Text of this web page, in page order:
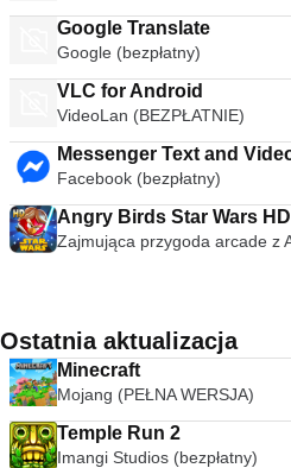
Google Translate
Google (bezpłatny)
VLC for Android
VideoLan (BEZPŁATNIE)
Messenger Text
Facebook (bezpłatny)
Angry Birds Star Wars HD
Zajmująca przygoda arcade z
Ostatnia aktualizacja
Minecraft
Mojang (PEŁNA WERSJA)
Temple Run 2
Imangi Studios (bezpłatny)